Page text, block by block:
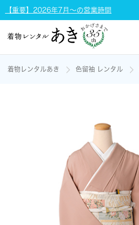
【重要】2026年7月～の営業時間
着物レンタルあき 色留袖 レンタル